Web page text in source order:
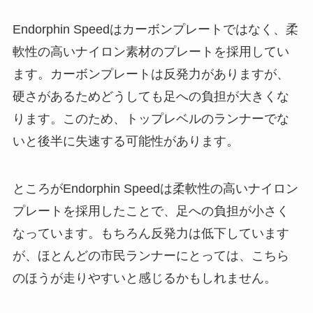
Endorphin Speedはカーボンプレートではなく、柔
軟性の高いナイロン素材のプレートを採用してい
ます。カーボンプレートは反発力がありますが、
硬さがあるためどうしても足への負担が大きくな
ります。このため、トップレベルのランナーでな
いと後半に失速する可能性があります。
ところがEndorphin Speedは柔軟性の高いナイロン
プレートを採用したことで、足への負担が小さく
なっています。もちろん反発力は低下しています
が、ほとんどの市民ランナーにとっては、こちら
のほうが走りやすいと感じるかもしれません。